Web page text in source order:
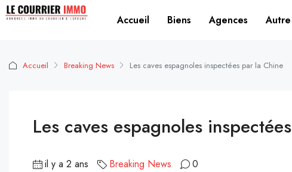
Accueil Biens Agences Autre
Accueil Breaking News Les caves espagnoles inspectées par la Chine
Les caves espagnoles
il y a 2 ans Breaking News 0